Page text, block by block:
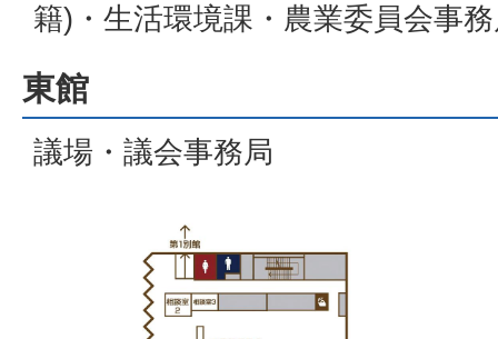
籍)・生活環境課・農業委員会事
東館
議場・議会事務局